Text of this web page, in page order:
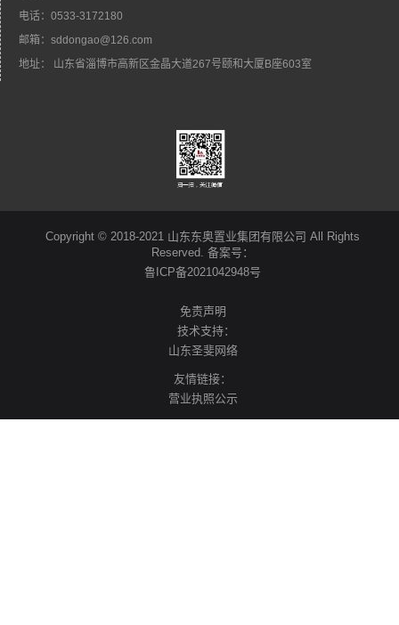
电话：0533-3172180
邮箱：sddongao@126.com
地址： 山东省淄博市高新区金晶大道267号颐和大厦B座603室
Copyright © 2018-2021 山东东奥置业集团有限公司 All Rights
Reserved. 备案号：
鲁ICP备2021042948号
免责声明
技术支持：
山东圣斐网络
友情链接：
营业执照公示